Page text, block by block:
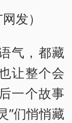
发）
气，都藏
让整个会
一个故事
”们悄悄藏